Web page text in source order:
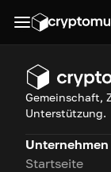
Gemeinschaft,
Unterstützung.
Unternehmen
Startseite